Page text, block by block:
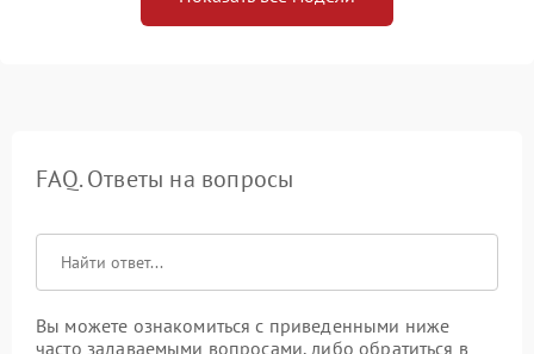
FAQ. Ответы на вопросы
Вы можете ознакомиться с приведенными ниже
часто задаваемыми вопросами, либо обратиться в